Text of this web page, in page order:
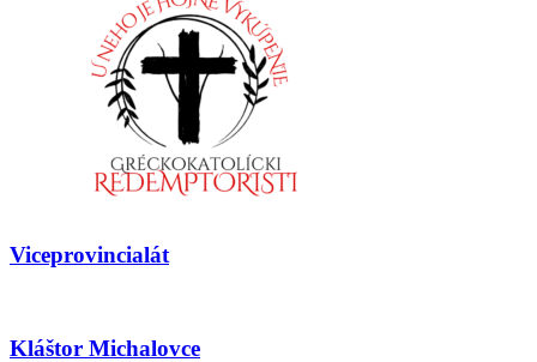
Viceprovincialát
Kláštor Michalovce